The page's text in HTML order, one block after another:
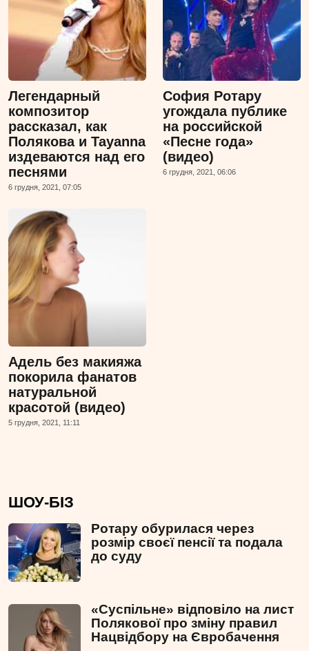
Легендарный
композитор
рассказал, как
Полякова и Tayanna
издеваются над его
песнями
6 грудня, 2021, 07:05
София Ротару
угождала публике
на российской
«Песне года»
(видео)
6 грудня, 2021, 06:06
Адель без макияжа
покорила фанатов
натуральной
красотой (видео)
5 грудня, 2021, 11:11
ШОУ-БІЗ
Ротару обурилася через
розмір своєї пенсії та подала
до суду
«Суспільне» відповіло на лист
Полякової про зміну правил
Нацвідбору на Євробачення